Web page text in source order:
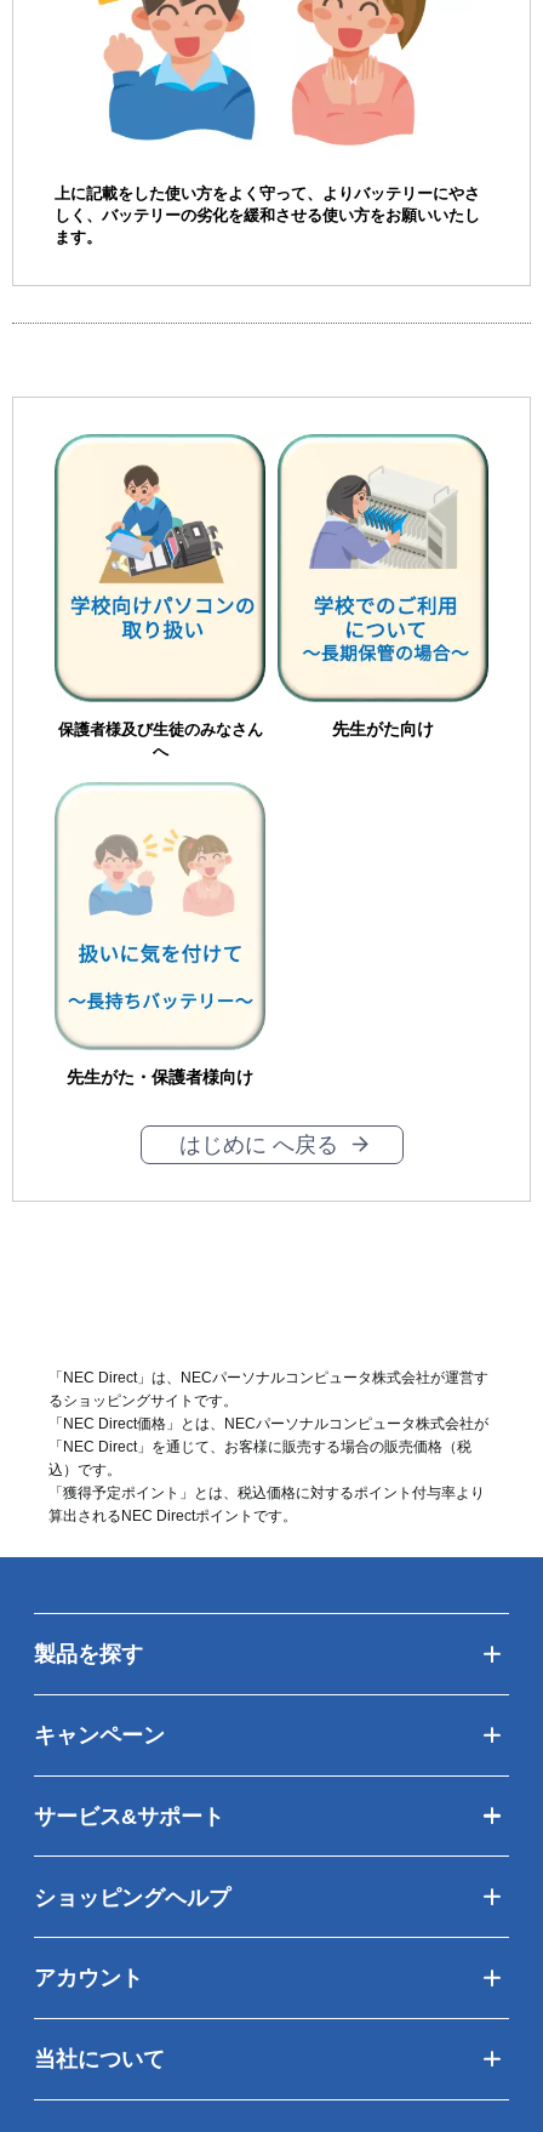
上に記載をした使い方をよく守って、よりバッテリーにやさ
しく、バッテリーの劣化を緩和させる使い方をお願いいたし
ます。
保護者様及び生徒のみなさん
へ
先生がた向け
先生がた・保護者様向け
はじめに へ戻る
「NEC Direct」は、NECパーソナルコンピュータ株式会社が運営す
るショッピングサイトです。
「NEC Direct価格」とは、NECパーソナルコンピュータ株式会社が
「NEC Direct」を通じて、お客様に販売する場合の販売価格（税
込 ）です。
「獲得予定ポイント」とは、税込価格に対するポイント付与率より
算出されるNEC Directポイントです。
製品を探す
キャンペーン
サービス&サポート
ショッピングヘルプ
アカウント
当社について